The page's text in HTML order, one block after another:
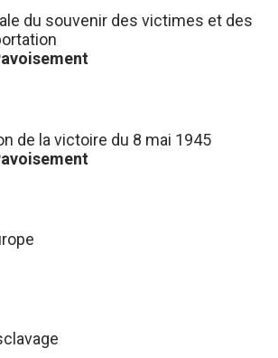
du souvenir des victimes et des
de la victoire du 8 mai 1945